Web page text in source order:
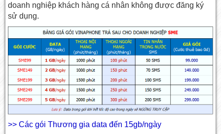
doanh nghiệp khách hàng cá nhân không được đăng ký
sử dụng.
>> Các gói Thương gia data đến 15gb/ngày